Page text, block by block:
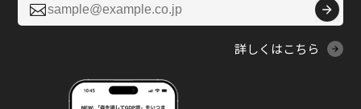

詳しくはこちら